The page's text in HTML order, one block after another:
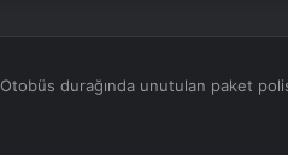
Otobüs durağında unutulan paket